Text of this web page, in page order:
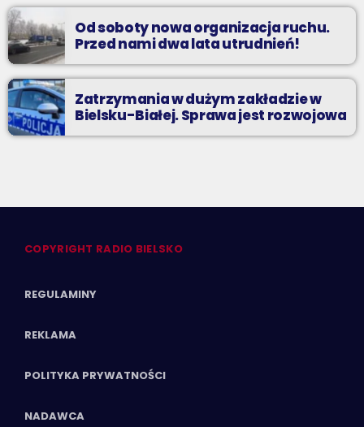
Od soboty nowa organizacja ruchu.
Przed nami dwa lata utrudnień!
Zatrzymania w dużym zakładzie w
Bielsku-Białej. Sprawa jest rozwojowa
COPYRIGHT RADIO BIELSKO
REGULAMINY
REKLAMA
POLITYKA PRYWATNOŚCI
NADAWCA